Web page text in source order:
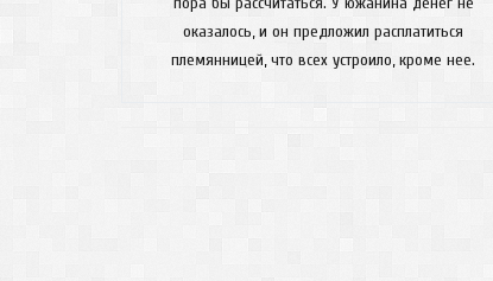
оказалось, и он предложил расплатиться
племянницей, что всех устроило, кроме нее.